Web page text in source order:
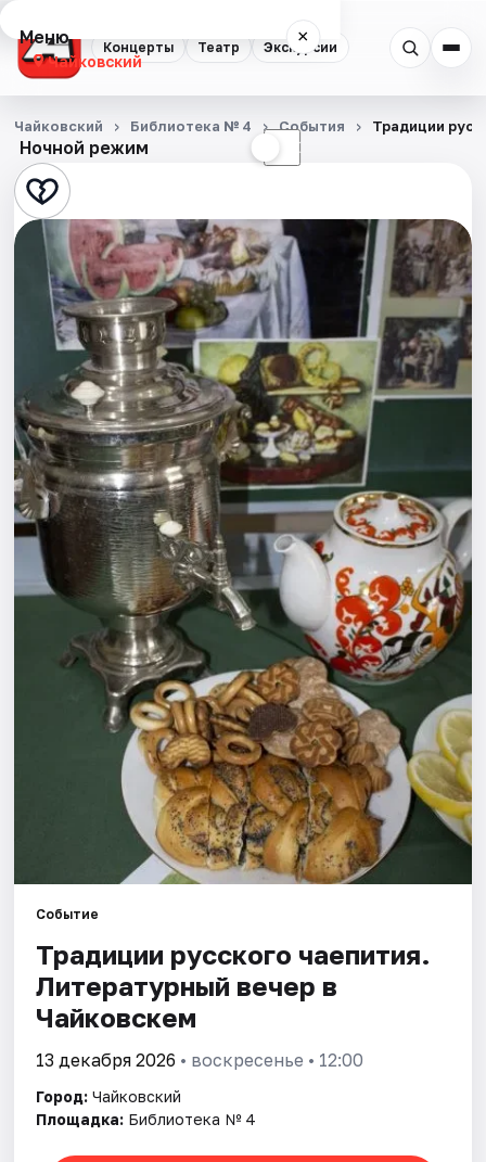
Концерты Театр Экскурсии
Меню ×
Чайковский
Концерты
Театр
Экскурсии
События
Города
Площадки
Артисты
Рейтинги
Ночной режим ☾
Чайковский Библиотека № 4 События Традиции
Событие
Традиции русского чаепития.
Литературный вечер в
Чайковскем
13 декабря 2026 • воскресенье • 12:00
Город: Чайковский
Площадка: Библиотека № 4